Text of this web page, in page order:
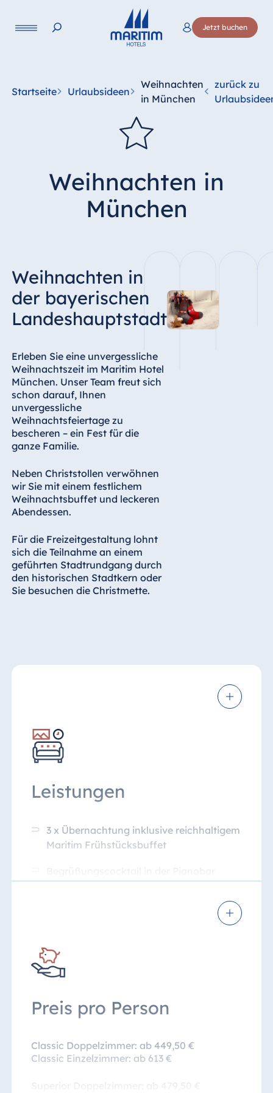
Jetzt buchen
Startseite Urlaubsideen
Weihnachten
in München
zurück zu
Weihnachten in
München
Weihnachten in
der bayerischen
Landeshauptstadt
Erleben Sie eine unvergessliche
Weihnachtszeit im Maritim Hotel
München. Unser Team freut sich
schon darauf, Ihnen
unvergessliche
Weihnachtsfeiertage zu
bescheren – ein Fest für die
ganze Familie.
Neben Christstollen verwöhnen
wir Sie mit einem festlichem
Weihnachtsbuffet und leckeren
Abendessen.
Für die Freizeitgestaltung lohnt
sich die Teilnahme an einem
geführten Stadtrundgang durch
den historischen Stadtkern oder
Sie besuchen die Christmette.
Leistungen
3 x Übernachtung inklusive reichhaltigem
Maritim Frühstücksbuffet
An Heiligabend gemütliche Kaffeetafel
mit Christstollen, abends festliches
Weihnachtsbuffet inklusive Getränke
Kostenfreies WLAN
Freie Nutzung des Schwimmbads
Preis pro Person
Classic Doppelzimmer: ab 449,50 €
Classic Einzelzimmer: ab 613 €
Superior Doppelzimmer: ab 479,50 €